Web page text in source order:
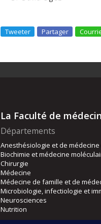
Tweeter Partager
La Faculté de
Départements
Anesthésiologie et de
Biochimie et médecine
Chirurgie
Médecine
Médecine de famille et de
Microbiologie, infectiologie et
Neurosciences
Nutrition